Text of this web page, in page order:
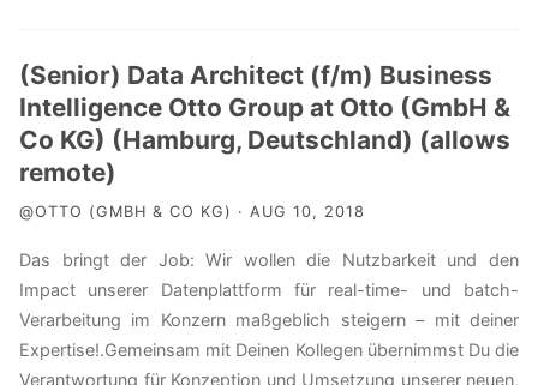
(Senior) Data Architect (f/m) Business
Intelligence Otto Group at Otto (GmbH &
Co KG) (Hamburg, Deutschland) (allows
remote)
@OTTO (GMBH & CO KG) · AUG 10, 2018
Das bringt der Job: Wir wollen die Nutzbarkeit und den
Impact unserer Datenplattform für real-time- und batch-
Verarbeitung im Konzern maßgeblich steigern – mit deiner
Expertise!.Gemeinsam mit Deinen Kollegen übernimmst Du die
Verantwortung für Konzeption und Umsetzung unserer neuen,